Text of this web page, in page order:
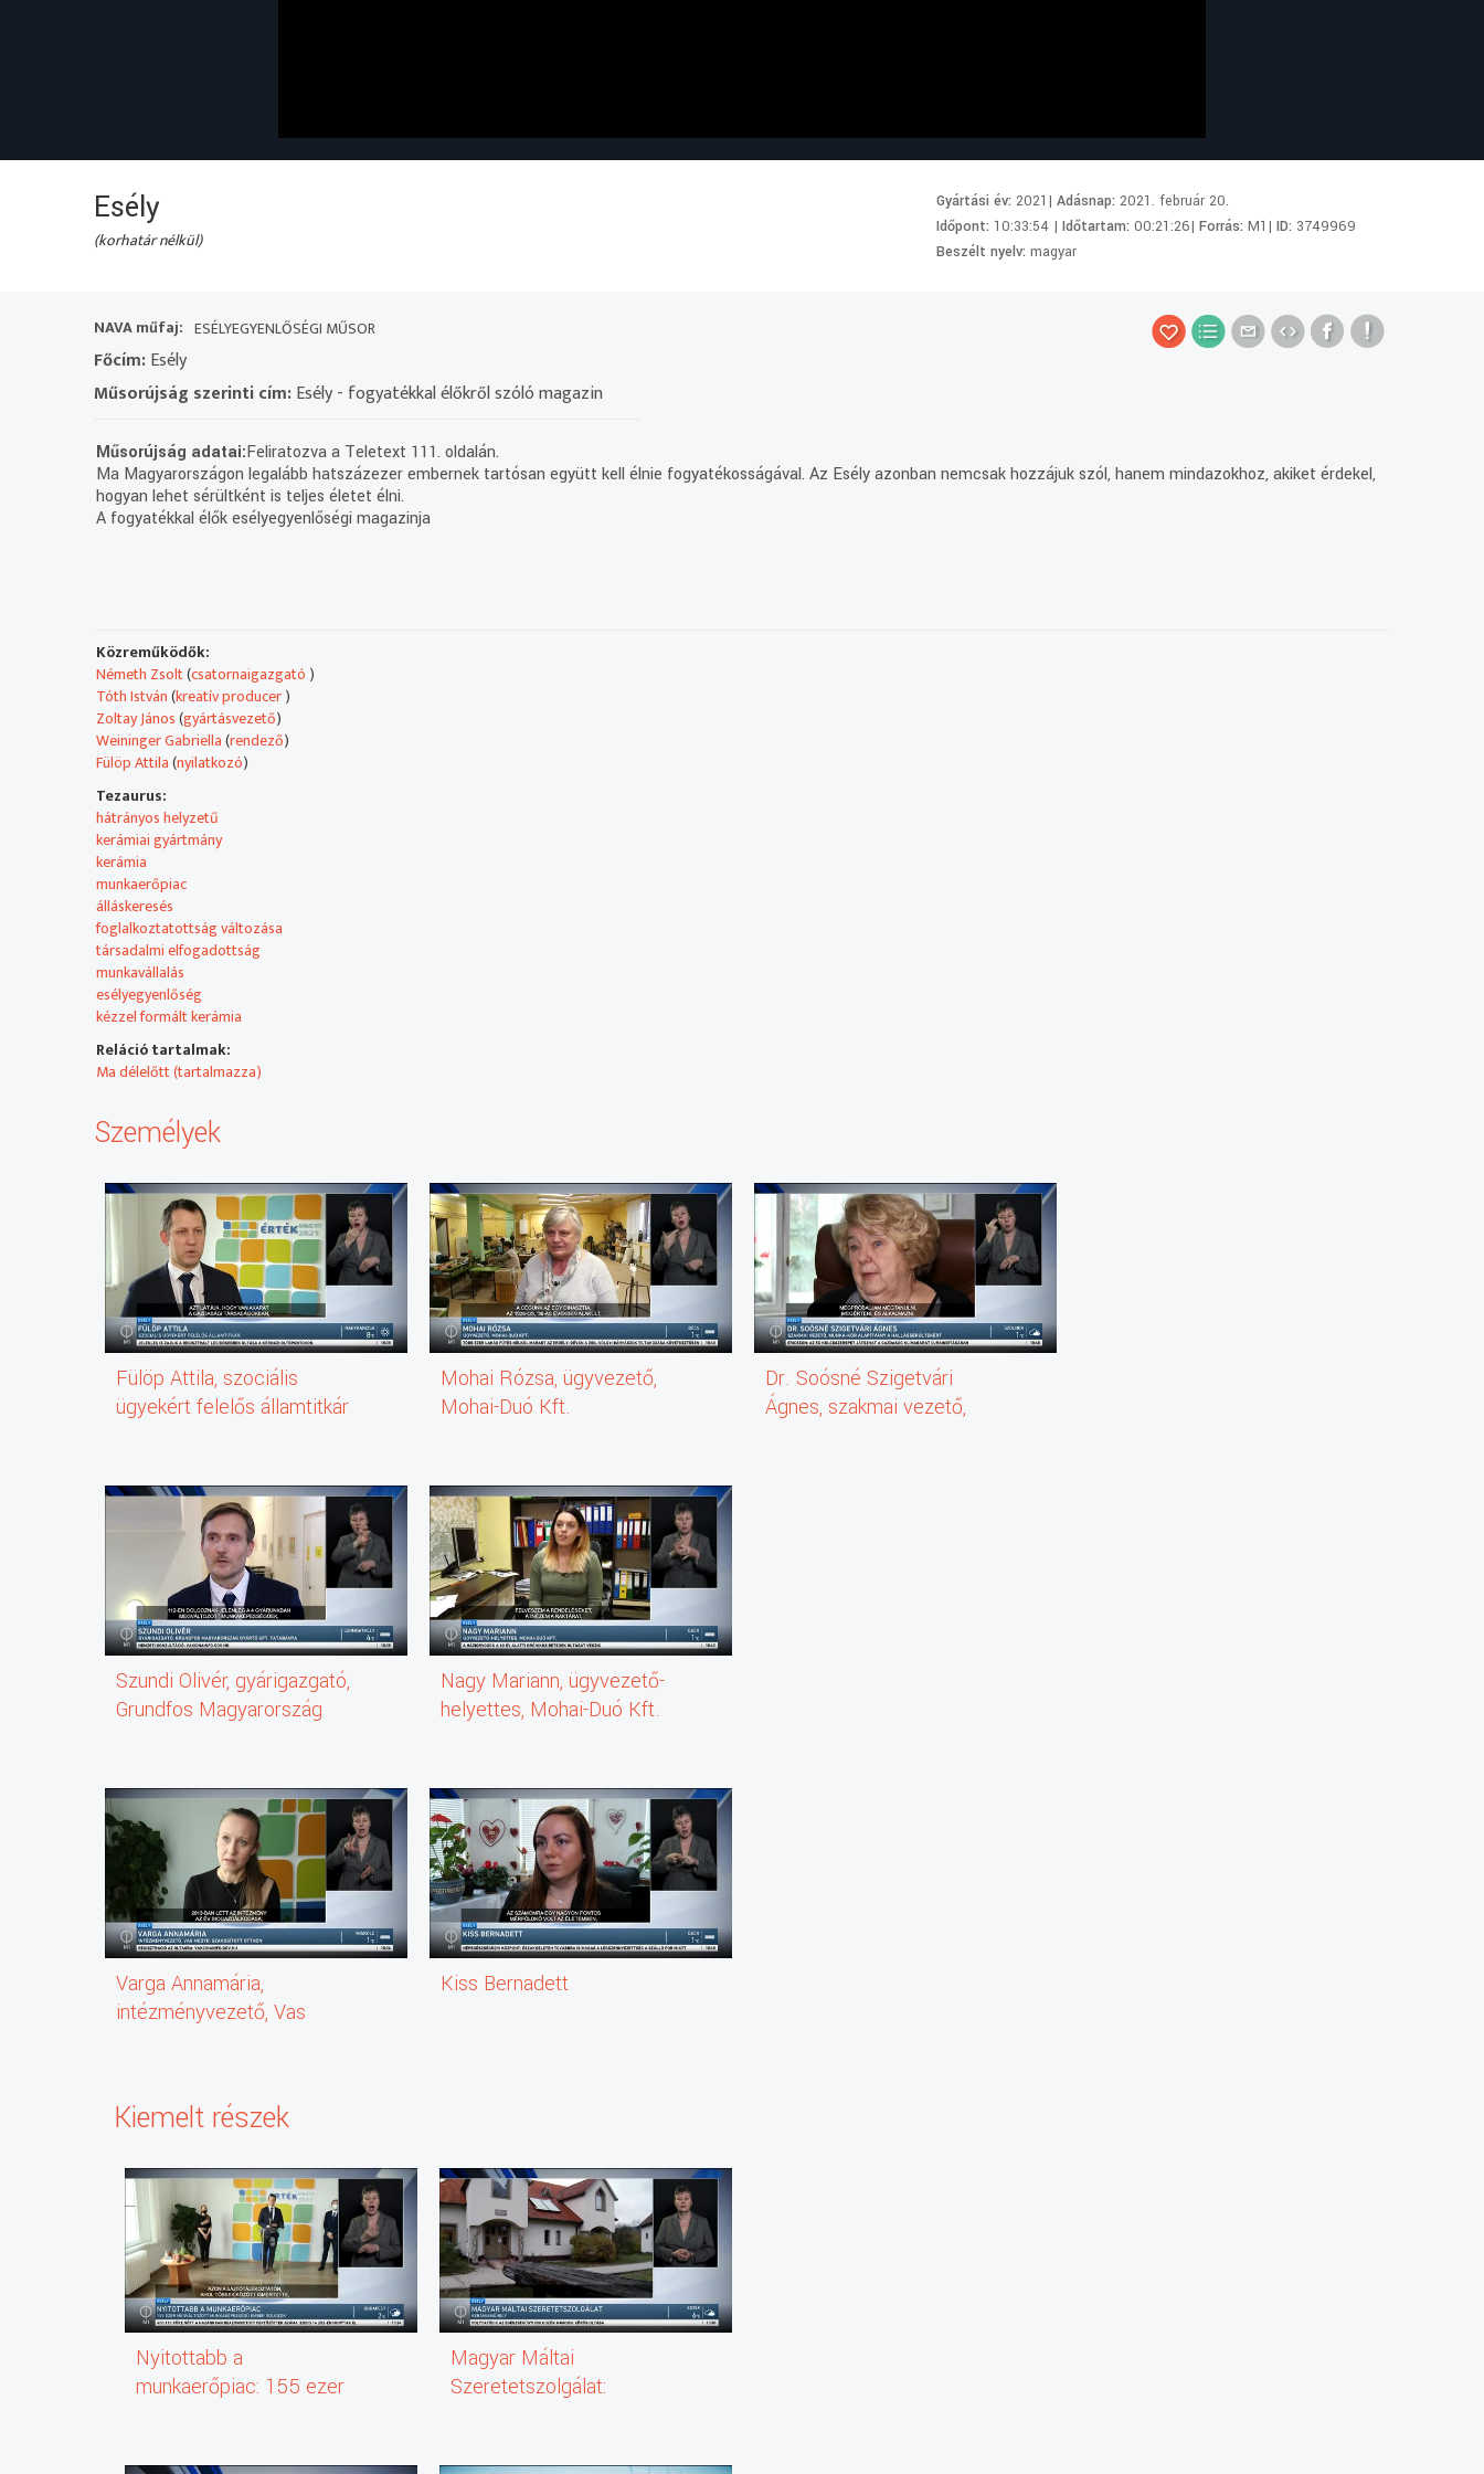
Esély
(korhatár nélkül)
Gyártási év:2021|Adásnap:2021. február 20.
Időpont: 10:33:54 |Időtartam:00:21:26|Forrás:M1|ID: 3749969
Beszélt nyelv:magyar
NAVA műfaj: ESÉLYEGYENLŐSÉGI MŰSOR
Főcím:Esély
Műsorújság szerinti cím:Esély - fogyatékkal élőkről szóló magazin
Műsorújság adatai:Feliratozva a Teletext 111. oldalán.
Ma Magyarországon legalább hatszázezer embernek tartósan együtt kell élnie fogyatékosságával. Az Esély azonban nemcsak hozzájuk szól, hanem mindazokhoz, akiket érdekel,
hogyan lehet sérültként is teljes életet élni.
A fogyatékkal élők esélyegyenlőségi magazinja
Közreműködők:
Németh Zsolt(csatornaigazgató )
Tóth István(kreatív producer)
Zoltay János(gyártásvezető)
Weininger Gabriella(rendező)
Fülöp Attila(nyilatkozó)
Tezaurus:
hátrányos helyzetű
kerámiai gyártmány
kerámia
munkaerőpiac
álláskeresés
foglalkoztatottság változása
társadalmi elfogadottság
munkavállalás
esélyegyenlőség
kézzel formált kerámia
Reláció tartalmak:
Ma délelőtt (tartalmazza)
Személyek
Fülöp Attila, szociális
ügyekért felelős államtitkár
Szundi Olivér, gyárigazgató,
Grundfos Magyarország
Varga Annamária,
intézményvezető, Vas
Mohai Rózsa, ügyvezető,
Mohai-Duó Kft.
Nagy Mariann, ügyvezető-
helyettes, Mohai-Duó Kft.
Kiss Bernadett
Dr. Soósné Szigetvári
Ágnes, szakmai vezető,
Kiemelt részek
Nyitottabb a
munkaerőpiac: 155 ezer
Magyar Máltai
Szeretetszolgálat: